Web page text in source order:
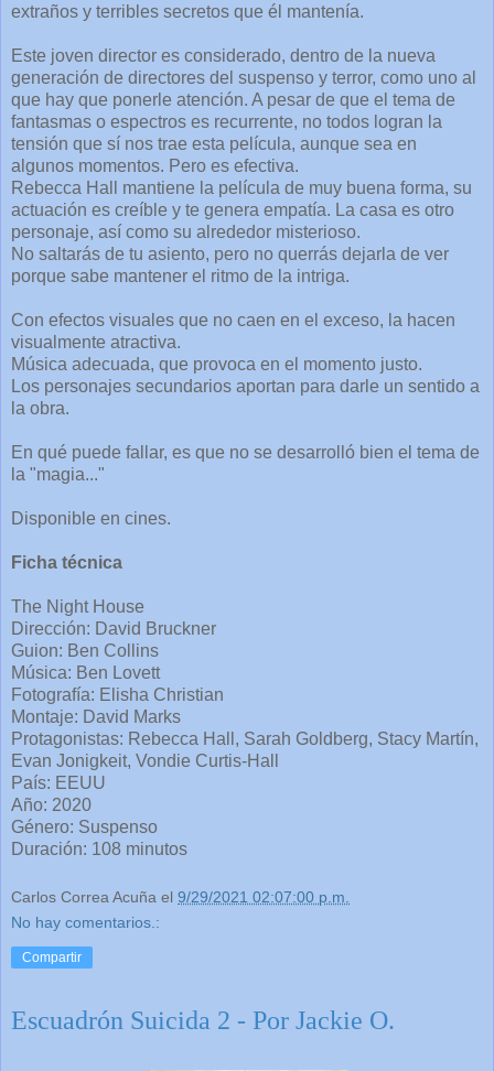
extraños y terribles secretos que él mantenía.
Este joven director es considerado, dentro de la nueva
generación de directores del suspenso y terror, como uno al
que hay que ponerle atención. A pesar de que el tema de
fantasmas o espectros es recurrente, no todos logran la
tensión que sí nos trae esta película, aunque sea en
algunos momentos. Pero es efectiva.
Rebecca Hall mantiene la película de muy buena forma, su
actuación es creíble y te genera empatía. La casa es otro
personaje, así como su alrededor misterioso.
No saltarás de tu asiento, pero no querrás dejarla de ver
porque sabe mantener el ritmo de la intriga.
Con efectos visuales que no caen en el exceso, la hacen
visualmente atractiva.
Música adecuada, que provoca en el momento justo.
Los personajes secundarios aportan para darle un sentido a
la obra.
En qué puede fallar, es que no se desarrolló bien el tema de
la "magia..."
Disponible en cines.
Ficha técnica
The Night House
Dirección: David Bruckner
Guion: Ben Collins
Música: Ben Lovett
Fotografía: Elisha Christian
Montaje: David Marks
Protagonistas: Rebecca Hall, Sarah Goldberg, Stacy Martín,
Evan Jonigkeit, Vondie Curtis-Hall
País: EEUU
Año: 2020
Género: Suspenso
Duración: 108 minutos
Carlos Correa Acuña el 9/29/2021 02:07:00 p.m.
No hay comentarios.:
Compartir
Escuadrón Suicida 2 - Por Jackie O.